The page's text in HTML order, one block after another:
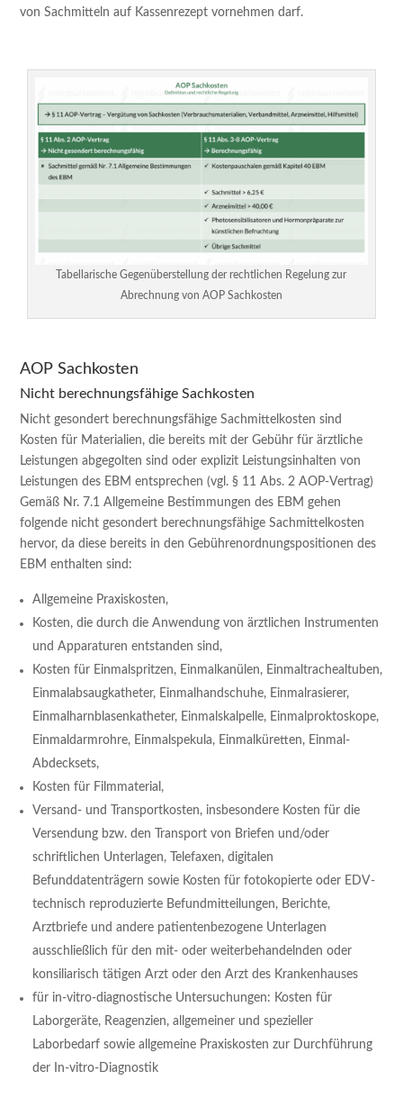
von Sachmitteln auf Kassenrezept vornehmen darf.
Tabellarische Gegenüberstellung der rechtlichen Regelung zur
Abrechnung von AOP Sachkosten
AOP Sachkosten
Nicht berechnungsfähige Sachkosten
Nicht gesondert berechnungsfähige Sachmittelkosten sind
Kosten für Materialien, die bereits mit der Gebühr für ärztliche
Leistungen abgegolten sind oder explizit Leistungsinhalten von
Leistungen des EBM entsprechen (vgl. § 11 Abs. 2 AOP-Vertrag)
Gemäß Nr. 7.1 Allgemeine Bestimmungen des EBM gehen
folgende nicht gesondert berechnungsfähige Sachmittelkosten
hervor, da diese bereits in den Gebührenordnungspositionen des
EBM enthalten sind:
Allgemeine Praxiskosten,
Kosten, die durch die Anwendung von ärztlichen Instrumenten
und Apparaturen entstanden sind,
Kosten für Einmalspritzen, Einmalkanülen, Einmaltrachealtuben,
Einmalabsaugkatheter, Einmalhandschuhe, Einmalrasierer,
Einmalharnblasenkatheter, Einmalskalpelle, Einmalproktoskope,
Einmaldarmrohre, Einmalspekula, Einmalküretten, Einmal-
Abdecksets,
Kosten für Filmmaterial,
Versand- und Transportkosten, insbesondere Kosten für die
Versendung bzw. den Transport von Briefen und/oder
schriftlichen Unterlagen, Telefaxen, digitalen
Befunddatenträgern sowie Kosten für fotokopierte oder EDV-
technisch reproduzierte Befundmitteilungen, Berichte,
Arztbriefe und andere patientenbezogene Unterlagen
ausschließlich für den mit- oder weiterbehandelnden oder
konsiliarisch tätigen Arzt oder den Arzt des Krankenhauses
für in-vitro-diagnostische Untersuchungen: Kosten für
Laborgeräte, Reagenzien, allgemeiner und spezieller
Laborbedarf sowie allgemeine Praxiskosten zur Durchführung
der In-vitro-Diagnostik